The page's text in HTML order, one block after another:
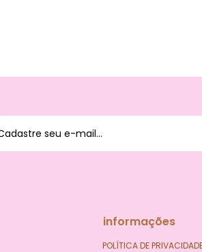
informações
POLÍTICA DE